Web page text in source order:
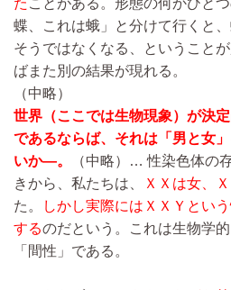
た ことがある。形態の何かひと
蝶、これは蛾」と分けて行くと
そうではなくなる、ということ
ばまた別の結果が現れる。
（中略）
世界（ここでは生物現象）が決
であるならば、それは「男と女
いか―。
（中略）… 性染色体の
きから、私たちは、
ＸＸは女、
た。
しかし実際にはＸＸＹとい
するのだという。これは生物学
「間性」である。